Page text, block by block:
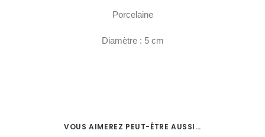
Porcelaine
Diamètre : 5 cm
VOUS AIMEREZ PEUT-ÊTRE AUSSI…